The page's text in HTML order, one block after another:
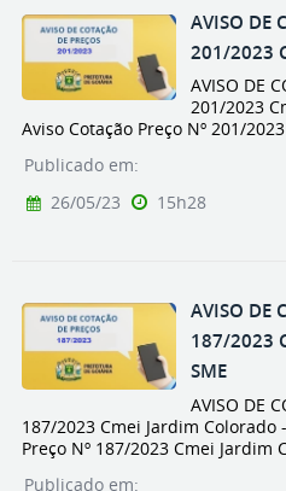
AVISO DE
201/2023
AVISO DE
201/2023
Aviso Cotação Preço Nº 201/
Publicado em:
26/05/23
15h28
AVISO DE
187/2023
SME
AVISO DE
187/2023 Cmei Jardim
Preço Nº 187/2023 Cmei Jardim
Publicado em: